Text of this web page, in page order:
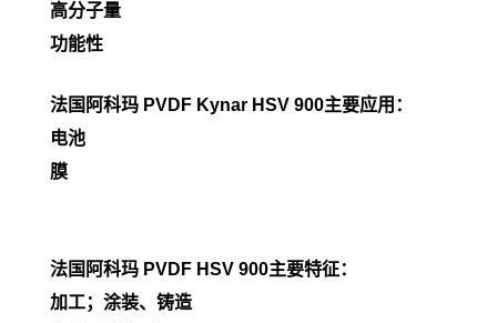
高分子量
功能性
法国阿科玛 PVDF Kynar HSV 900主要应用：
电池
膜
法国阿科玛 PVDF HSV 900主要特征：
加工；涂装、铸造